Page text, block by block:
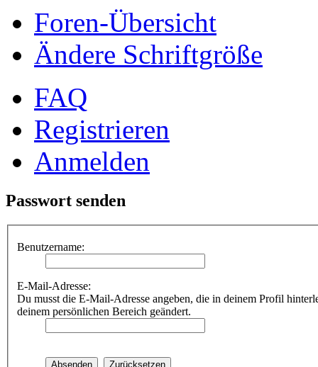
Foren-Übersicht
Ändere Schriftgröße
FAQ
Registrieren
Anmelden
Passwort senden
Benutzername:
E-Mail-Adresse:
Du musst die E-Mail-Adresse angeben, die in deinem Profil
deinem persönlichen Bereich geändert.